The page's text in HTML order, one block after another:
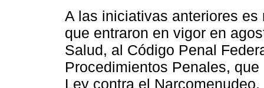
A las iniciativas anteriores
que entraron en vigor en
Salud, al Código Penal
Procedimientos Penales,
Ley contra el